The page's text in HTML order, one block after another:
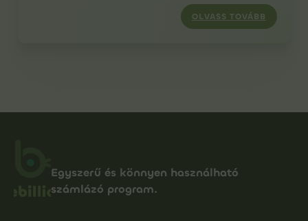
OLVASS TOVÁBB
Egyszerű és könnyen használható
számlázó program.